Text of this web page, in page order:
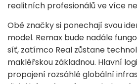
realitních profesionálů ve více
Obě značky si ponechají svou
model. Remax bude nadále
síť, zatímco Real zůstane
makléřskou základnou. Hlavní
propojení rozsáhlé globální